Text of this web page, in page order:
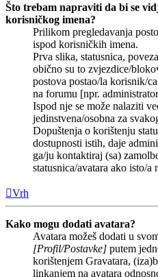
Što trebam napraviti da bi se
korisničkog imena?
Prilikom pregledavanja
ispod korisničkih imena.
Prva slika, statusnica,
obično su to zvjezdice/
postova postao/la korisnik/
na forumu [npr.
Ispod nje se može nalaziti
jedinstvena/osobna za
Dopuštenja o korištenju
dostupnosti istih, daje
ga/ju kontaktiraj (sa)
statusnica/avatara ako isto/a
Vrh
Kako mogu dodati avatara?
Avatara možeš dodati u
[Profil/Postavke] putem
korištenjem Gravatara,
linkanjem na avatara